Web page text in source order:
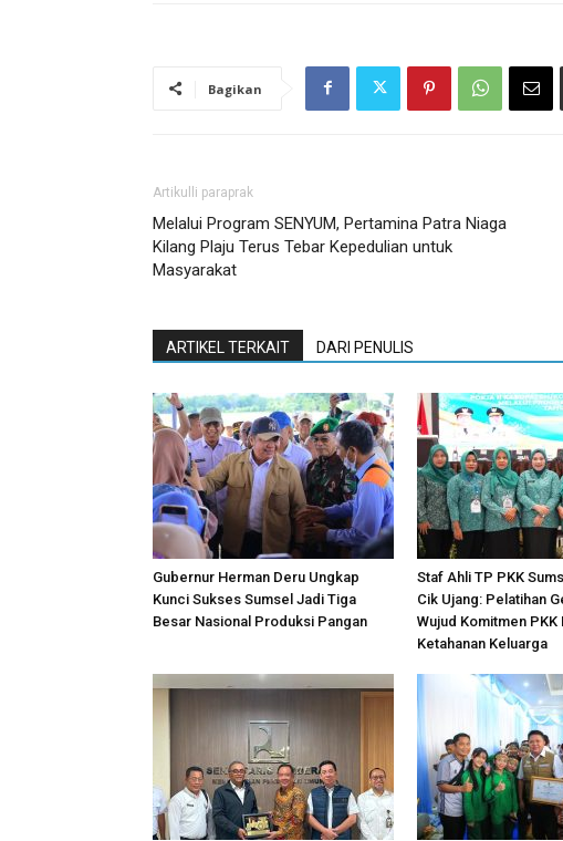
Bagikan
Artikulli paraprak
Melalui Program SENYUM, Pertamina Patra Niaga
Kilang Plaju Terus Tebar Kepedulian untuk
Masyarakat
ARTIKEL TERKAIT DARI PENULIS
Gubernur Herman Deru Ungkap
Kunci Sukses Sumsel Jadi Tiga
Besar Nasional Produksi Pangan
Staf Ahli TP PKK
Cik Ujang: Pelatihan
Wujud Komitmen PKK
Ketahanan Keluarga